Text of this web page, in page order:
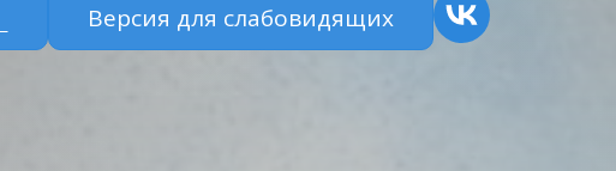
Версия для слабовидящих